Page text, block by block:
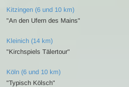
Kitzingen (6 und 10 km)
"An den Ufern des Mains"
Kleinich (14 km)
"Kirchspiels Tälertour"
Köln (6 und 10 km)
"Typisch Kölsch"